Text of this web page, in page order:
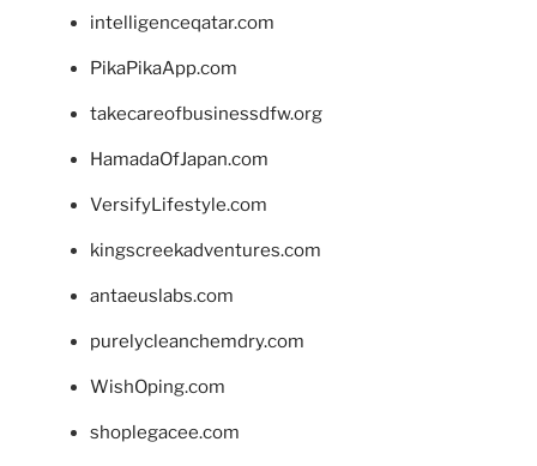
intelligenceqatar.com
PikaPikaApp.com
takecareofbusinessdfw.org
HamadaOfJapan.com
VersifyLifestyle.com
kingscreekadventures.com
antaeuslabs.com
purelycleanchemdry.com
WishOping.com
shoplegacee.com